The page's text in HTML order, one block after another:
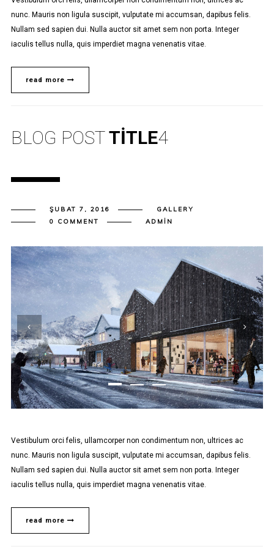
nunc. Mauris non ligula suscipit, vulputate mi accumsan, dapibus felis.
Nullam sed sapien dui. Nulla auctor sit amet sem non porta. Integer
iaculis tellus nulla, quis imperdiet magna venenatis vitae.
read more
BLOG POSTTITLE4
ŞUBAT 7, 2016
GALLERY
0 COMMENT
ADMIN
Vestibulum orci felis, ullamcorper non condimentum non, ultrices ac
nunc. Mauris non ligula suscipit, vulputate mi accumsan, dapibus felis.
Nullam sed sapien dui. Nulla auctor sit amet sem non porta. Integer
iaculis tellus nulla, quis imperdiet magna venenatis vitae.
read more